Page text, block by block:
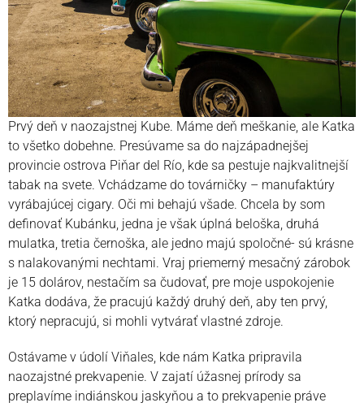
Prvý deň v naozajstnej Kube. Máme deň meškanie, ale Katka
to všetko dobehne. Presúvame sa do najzápadnejšej
provincie ostrova Piňar del Río, kde sa pestuje najkvalitnejší
tabak na svete. Vchádzame do továrničky – manufaktúry
vyrábajúcej cigary. Oči mi behajú všade. Chcela by som
definovať Kubánku, jedna je však úplná beloška, druhá
mulatka, tretia černoška, ale jedno majú spoločné- sú krásne
s nalakovanými nechtami. Vraj priemerný mesačný zárobok
je 15 dolárov, nestačím sa čudovať, pre moje uspokojenie
Katka dodáva, že pracujú každý druhý deň, aby ten prvý,
ktorý nepracujú, si mohli vytvárať vlastné zdroje.
Ostávame v údolí Viňales, kde nám Katka pripravila
naozajstné prekvapenie. V zajatí úžasnej prírody sa
preplavíme indiánskou jaskyňou a to prekvapenie práve